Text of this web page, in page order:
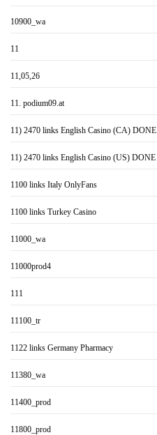
10900_wa
11
11,05,26
11. podium09.at
11) 2470 links English Casino (CA) DONE
11) 2470 links English Casino (US) DONE
1100 links Italy OnlyFans
1100 links Turkey Casino
11000_wa
11000prod4
111
11100_tr
1122 links Germany Pharmacy
11380_wa
11400_prod
11800_prod